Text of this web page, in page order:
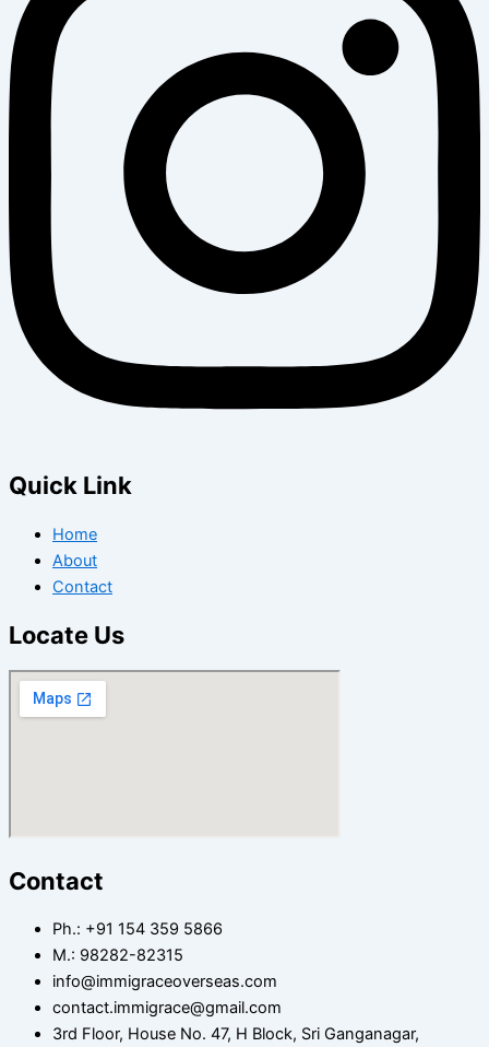
Quick Link
Home
About
Contact
Locate Us
Contact
Ph.: +91 154 359 5866
Μ.: 98282-82315
info@immigraceoverseas.com
contact.immigrace@gmail.com
3rd Floor, House No. 47, H Block, Sri Ganganagar,